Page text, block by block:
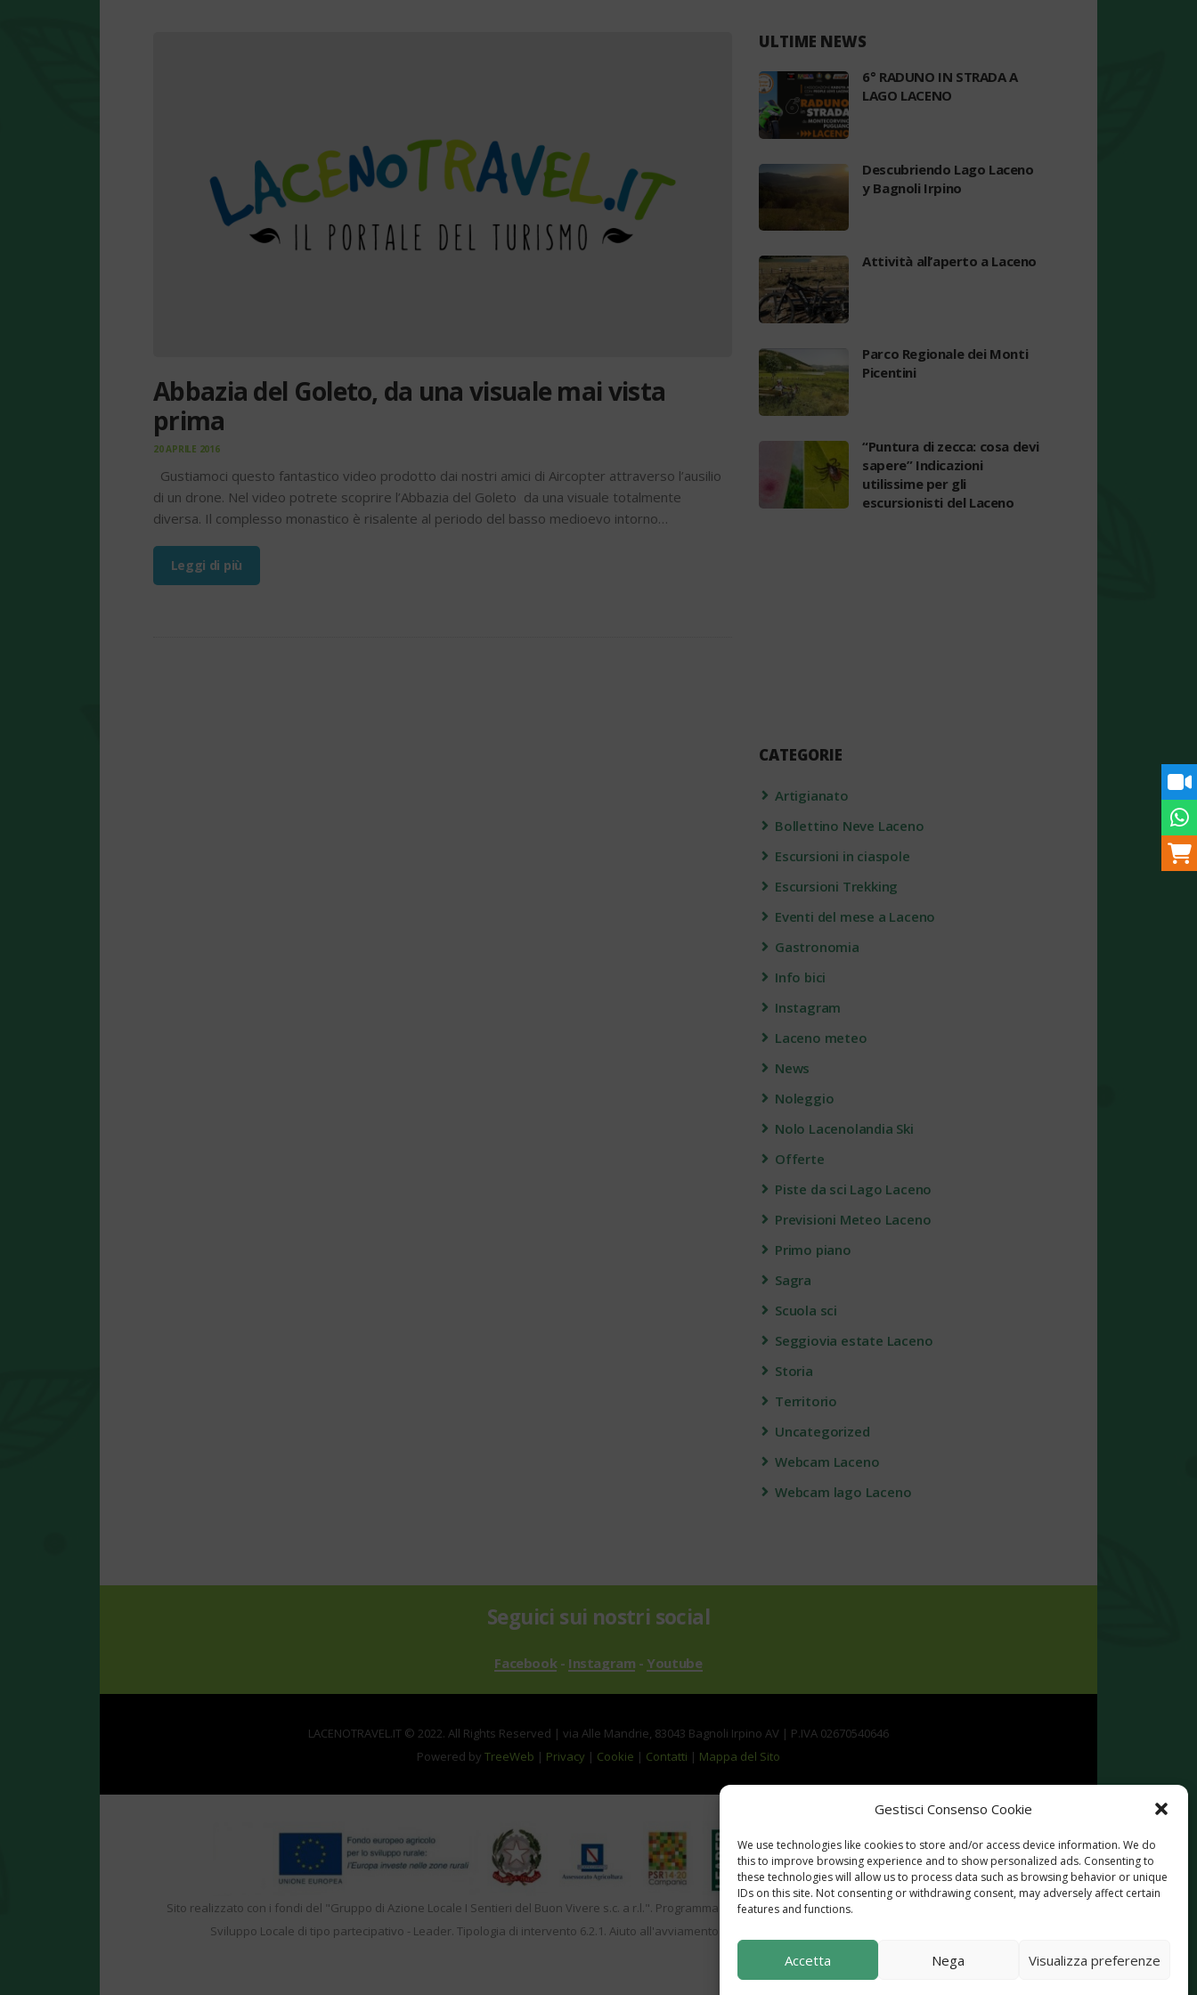
Gestisci Consenso Cookie
We use technologies like cookies to store and/or access device information. We do
this to improve browsing experience and to show personalized ads. Consenting to
these technologies will allow us to process data such as browsing behavior or unique
IDs on this site. Not consenting or withdrawing consent, may adversely affect certain
features and functions.
Accetta Nega Visualizza preferenze
Abbazia del Goleto, da una visuale mai vista
prima
20 APRILE 2016
Gustiamoci questo fantastico video prodotto dai nostri amici di Aircopter attraverso l’ausilio
di un drone. Nel video potrete scoprire l’Abbazia del Goleto da una visuale totalmente
diversa. Il complesso monastico è risalente al periodo del basso medioevo intorno…
Leggi di più
ULTIME NEWS
6° RADUNO IN STRADA A
LAGO LACENO
Descubriendo Lago Laceno
y Bagnoli Irpino
Attività all’aperto a Laceno
Parco Regionale dei Monti
Picentini
“Puntura di zecca: cosa devi
sapere” Indicazioni
utilissime per gli
escursionisti del Laceno
CATEGORIE
Artigianato
Bollettino Neve Laceno
Escursioni in ciaspole
Escursioni Trekking
Eventi del mese a Laceno
Gastronomia
Info bici
Instagram
Laceno meteo
News
Noleggio
Nolo Lacenolandia Ski
Offerte
Piste da sci Lago Laceno
Previsioni Meteo Laceno
Primo piano
Sagra
Scuola sci
Seggiovia estate Laceno
Storia
Territorio
Uncategorized
Webcam Laceno
Webcam lago Laceno
Seguici sui nostri social
Facebook- Instagram - Youtube
LACENOTRAVEL.IT © 2022. All Rights Reserved | via Alle Mandrie, 83043 Bagnoli Irpino AV | P.IVA 02670540646
Powered by TreeWeb | Privacy | Cookie | Contatti | Mappa del Sito
Sito realizzato con i fondi del "Gruppo di Azione Locale I Sentieri del Buon Vivere s.c. a r.l.". Programma di Sviluppo Rurale per la Campania 2014-2020. Misura 19 -
Sviluppo Locale di tipo partecipativo - Leader. Tipologia di intervento 6.2.1. Aiuto all'avviamento d'impresa per attività extra agricole in zone rurali